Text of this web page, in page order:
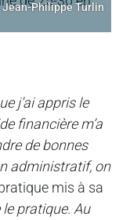
Jean-Philippe Turlin
j’ai appris le
financière m’a
de bonnes
administratif, on
mis à sa
pratique. Au